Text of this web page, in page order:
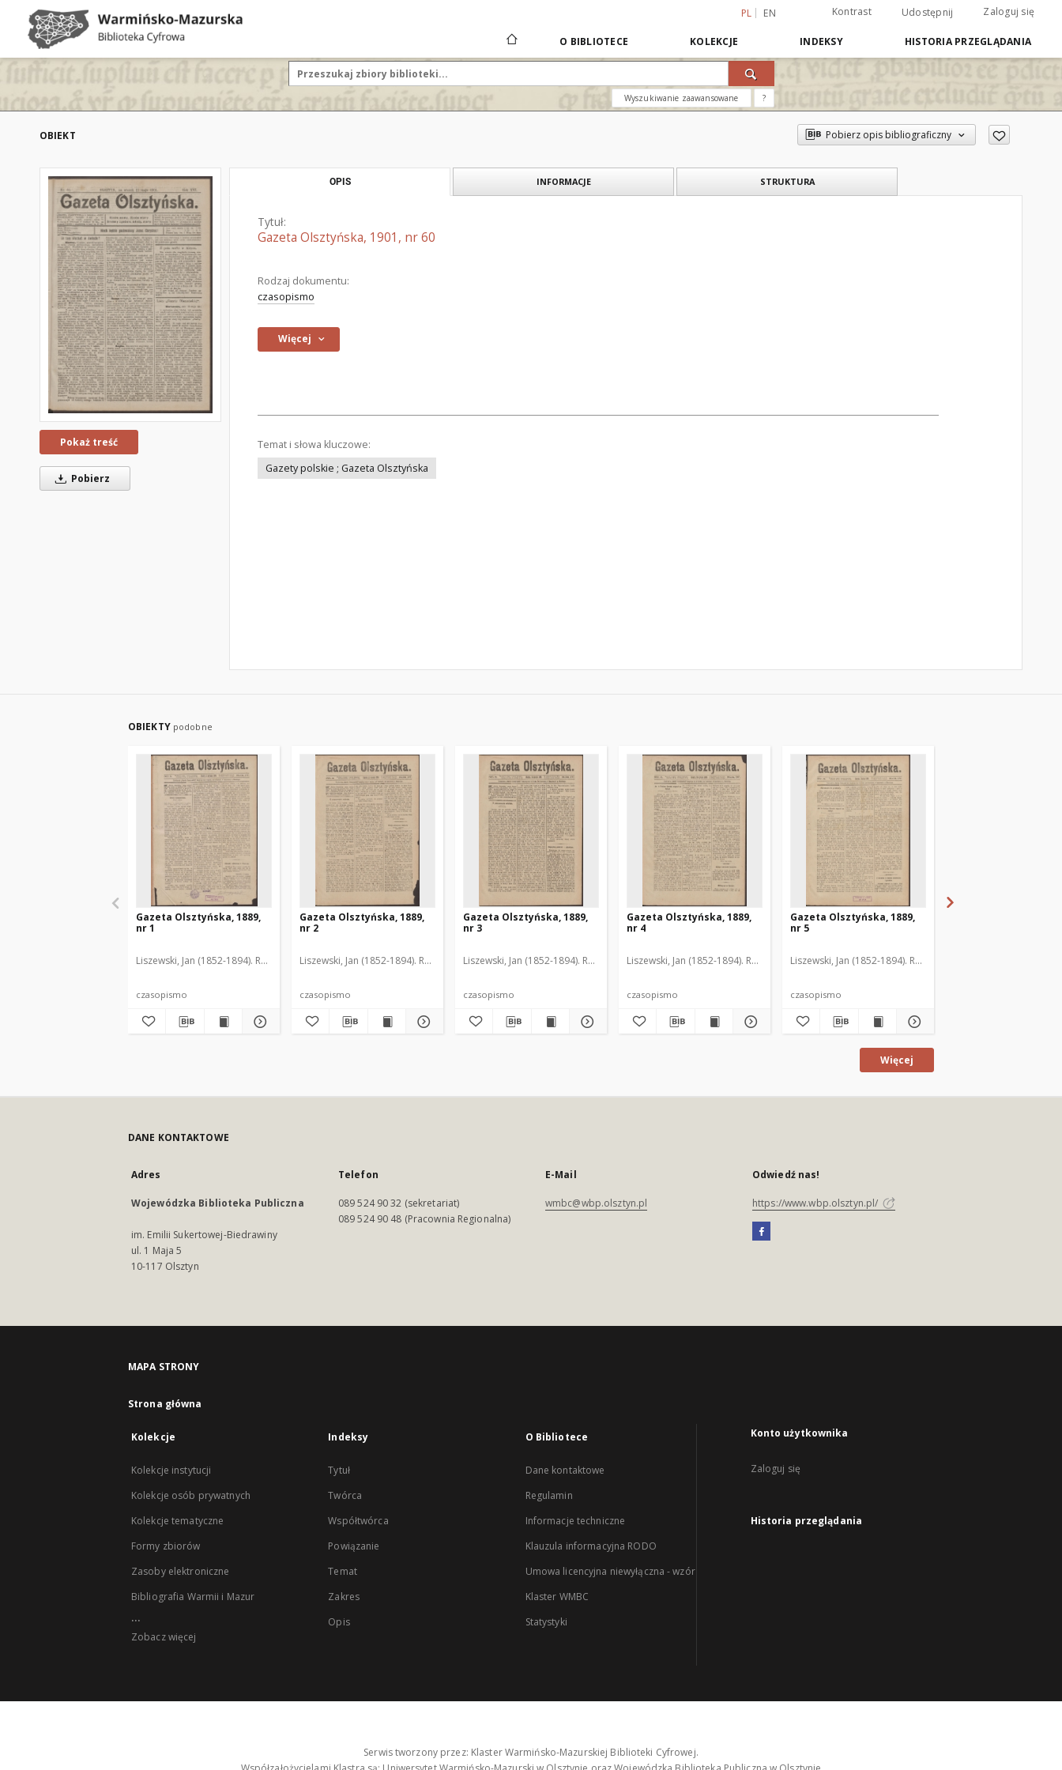
PL EN Kontrast Udostępnij Zaloguj się
O BIBLIOTECE KOLEKCJE INDEKSY HISTORIA PRZEGLĄDANIA
Wyszukiwanie zaawansowane ?
OBIEKT Pobierz opis bibliograficzny
Pokaż treść
Pobierz
OPIS INFORMACJE STRUKTURA
Tytuł:
Gazeta Olsztyńska, 1901, nr 60
Rodzaj dokumentu:
czasopismo
Więcej
Temat i słowa kluczowe:
Gazety polskie ; Gazeta Olsztyńska
OBIEKTY podobne
Gazeta Olsztyńska, 1889,
nr 1
Liszewski, Jan (1852-1894). Red.
czasopismo
Gazeta Olsztyńska, 1889,
nr 2
Liszewski, Jan (1852-1894). Red.
czasopismo
Gazeta Olsztyńska, 1889,
nr 3
Liszewski, Jan (1852-1894). Red.
czasopismo
Gazeta Olsztyńska, 1889,
nr 4
Liszewski, Jan (1852-1894). Red.
czasopismo
Gazeta Olsztyńska, 1889,
nr 5
Liszewski, Jan (1852-1894). Red.
czasopismo
Więcej
DANE KONTAKTOWE
Adres
Wojewódzka Biblioteka Publiczna
im. Emilii Sukertowej-Biedrawiny
ul. 1 Maja 5
10-117 Olsztyn
Telefon
089 524 90 32 (sekretariat)
089 524 90 48 (Pracownia Regionalna)
E-Mail
wmbc@wbp.olsztyn.pl
Odwiedź nas!
https://www.wbp.olsztyn.pl/
MAPA STRONY
Strona główna
Kolekcje
Kolekcje instytucji
Kolekcje osób prywatnych
Kolekcje tematyczne
Formy zbiorów
Zasoby elektroniczne
Bibliografia Warmii i Mazur
...
Zobacz więcej
Indeksy
Tytuł
Twórca
Współtwórca
Powiązanie
Temat
Zakres
Opis
O Bibliotece
Dane kontaktowe
Regulamin
Informacje techniczne
Klauzula informacyjna RODO
Umowa licencyjna niewyłączna - wzór
Klaster WMBC
Statystyki
Konto użytkownika
Zaloguj się
Historia przeglądania
Serwis tworzony przez: Klaster Warmińsko-Mazurskiej Biblioteki Cyfrowej.